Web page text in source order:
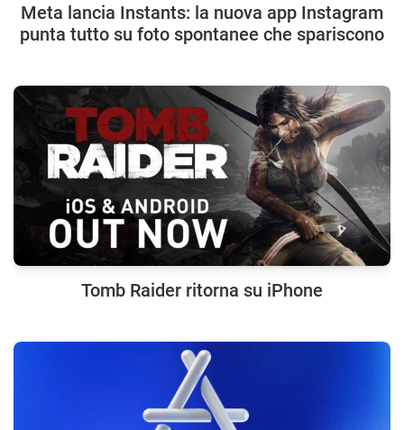
Meta lancia Instants: la nuova app Instagram
punta tutto su foto spontanee che spariscono
Tomb Raider ritorna su iPhone